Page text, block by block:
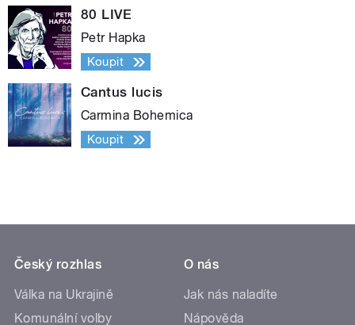
80 LIVE
Petr Hapka
Koupit
Cantus lucis
Carmina Bohemica
Koupit
Český rozhlas
Válka na Ukrajině
Komunální volby
O nás
Jak nás naladíte
Nápověda